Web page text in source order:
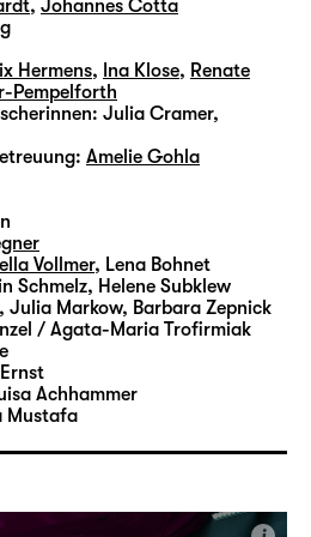
romantische Liebe
die Kinokassen
echten Leben oft mit
was begeistert also
berühmtestem
und Julia in ihrer
heute der
Leipzig befragt
diesen Klassiker neu.
“ und „Hotel Pink Lulu
am Haus. Richter
Literaturwissenschaft
bevor sie 2011 in den
der Otto Falckenberg
Inszenierungen
an das Theater
, Johannes Cotta
Hermens, Ina Klose, Renate
Pempelforth
Julia Cramer,
Amelie Gohla
Vollmer, Lena Bohnet
Schmelz, Helene Subklew
Julia Markow, Barbara Zepnick
/ Agata-Maria Trofirmiak
Achhammer
Mustafa